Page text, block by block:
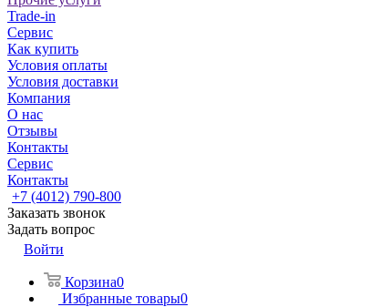
Trade-in
Сервис
Как купить
Условия оплаты
Условия доставки
Компания
О нас
Отзывы
Контакты
Сервис
Контакты
+7 (4012) 790-800
Заказать звонок
Задать вопрос
Войти
Корзина0
Избранные товары0